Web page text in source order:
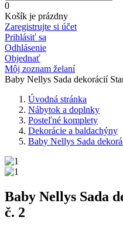
0
Košík je prázdny
Zaregistrujte si účet
Prihlásiť sa
Odhlásenie
Objednať
Môj zoznam želaní
Baby Nellys Sada dekorácií
Úvodná stránka
Nábytok a doplnky
Posteľné komplety
Dekorácie a baldachýny
Baby Nellys Sada
Baby Nellys Sada
č. 2